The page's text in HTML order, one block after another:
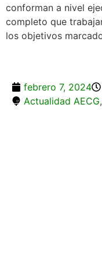
conforman a nivel
completo que
los objetivos
febrero 7, 2024
Actualidad AECG,